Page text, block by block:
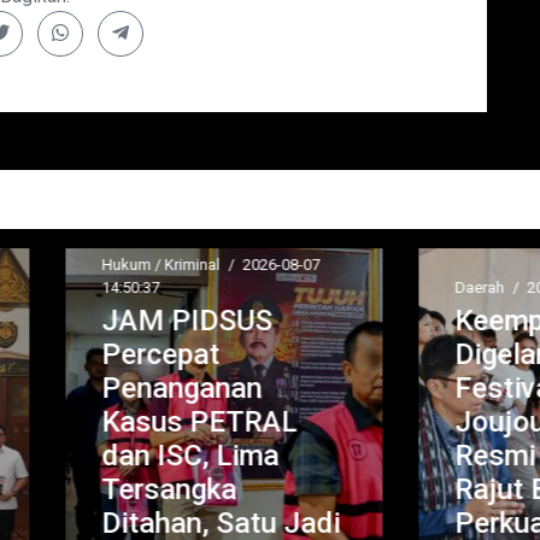
/ Kriminal / 2026-08-07
PIDSUS
PETRAL
ISC, Lima
Satu Jadi
Daerah 2026-08-07 14:45:35
Keempat
Digelar di
Festival Tao
Joujou 2026
Resmi Dimulai,
Rajut Budaya
Perkuat